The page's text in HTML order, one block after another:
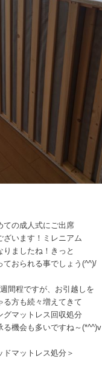
ての成人式にご出席
ざいます！ミレニアム
りましたね！きっと
ておられる事でしょう(^^)/
間程ですが、お引越しを
る方も続々増えてきて
グマットレス回収処分
る機会も多いですね～(*^^)v
ドマットレス処分＞